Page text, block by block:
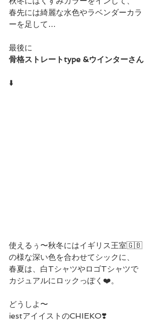
春先には綺麗な水色やラベンダーカラ
ーを足して…
最後に
骨格ストレートtype &ウインターさん
⬇️
使えるぅ〜秋冬にはイギリス王室🇬🇧
の様な深い色を合わせてシックに、
春夏は、白TシャツやロゴTシャツで
カジュアルにロックっぽく❤️。
どうしよ〜
iestアイイストのCHIEKO❣️